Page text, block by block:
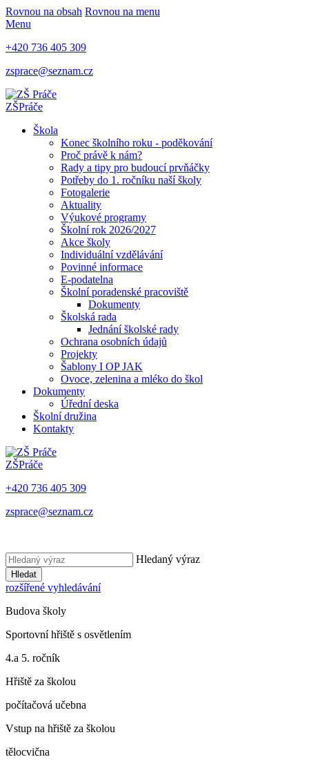
Rovnou na obsah Rovnou na menu
Menu
+420 736 405 309
zsprace@seznam.cz
ZŠPráče
Škola
Konec školního roku - poděkování
Proč právě k nám?
Rady a tipy pro budoucí prvňáčky
Potřeby do 1. ročníku naší školy
Fotogalerie
Aktuality
Výukové programy
Školní rok 2026/2027
Akce školy
Individuální vzdělávání
Povinné informace
E-podatelna
Školní poradenské pracoviště
Dokumenty
Školská rada
Jednání školské rady
Ochrana osobních údajů
Projekty
Šablony I OP JAK
Ovoce, zelenina a mléko do škol
Dokumenty
Úřední deska
Školní družina
Kontakty
ZŠPráče
+420 736 405 309
zsprace@seznam.cz
Hledaný výraz
Hledat
rozšířené vyhledávání
Budova školy
Sportovní hřiště s osvětlením
4.a 5. ročník
Hřiště za školou
počítačová učebna
Vstup na hřiště za školou
tělocvična